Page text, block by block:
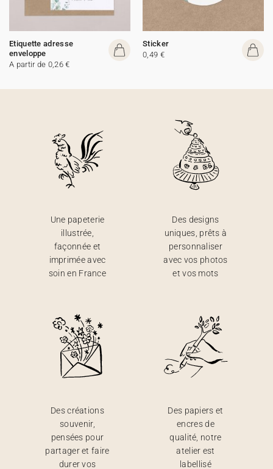
Etiquette adresse
enveloppe
A partir de 0,26 €
Sticker
0,49 €
Une papeterie
illustrée,
façonnée et
imprimée avec
soin en France
Des designs
uniques, prêts à
personnaliser
avec vos photos
et vos mots
Des créations
souvenir,
pensées pour
partager et faire
durer vos
Des papiers et
encres de
qualité, notre
atelier est
labellisé